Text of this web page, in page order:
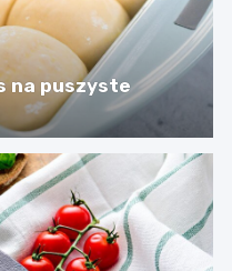
na puszyste